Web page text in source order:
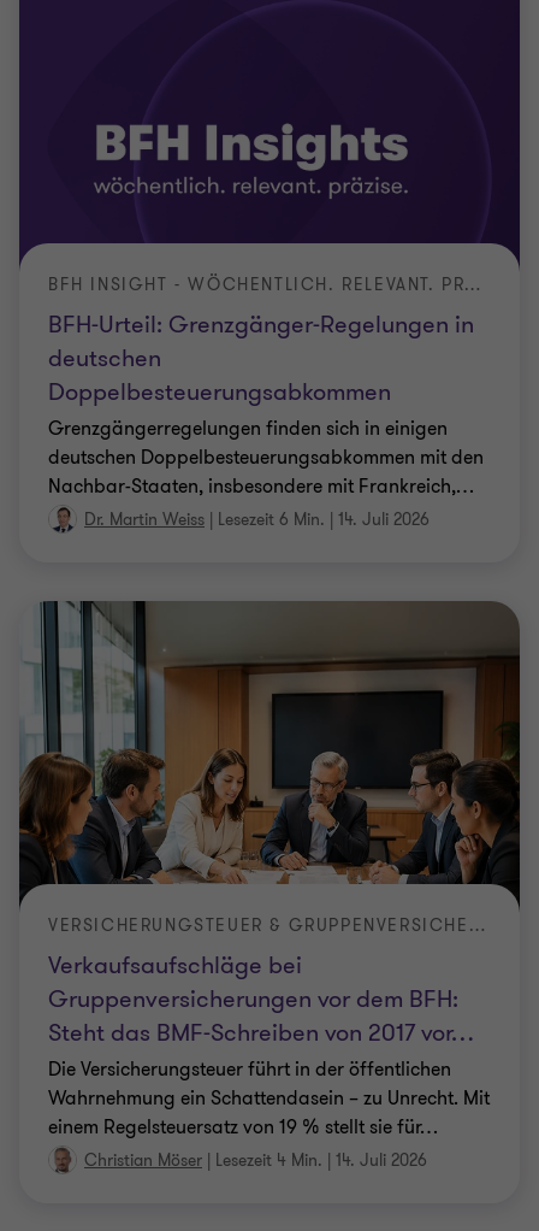
BFH-Urteil: Grenzgänger-Regelungen in
deutschen
Doppelbesteuerungsabkommen
BFH INSIGHT - WÖCHENTLICH. RELEVANT. PRÄZISE.
Grenzgängerregelungen finden sich in einigen
deutschen Doppelbesteuerungsabkommen mit den
Nachbar-Staaten, insbesondere mit Frankreich,…
Dr. Martin Weiss | Lesezeit 6 Min. | 14. Juli 2026
Verkaufsaufschläge bei
Gruppenversicherungen vor dem BFH:
Steht das BMF-Schreiben von 2017 vor…
VERSICHERUNGSTEUER & GRUPPENVERSICHERUNGEN
Die Versicherungsteuer führt in der öffentlichen
Wahrnehmung ein Schattendasein – zu Unrecht. Mit
einem Regelsteuersatz von 19 % stellt sie für…
Christian Möser | Lesezeit 4 Min. | 14. Juli 2026